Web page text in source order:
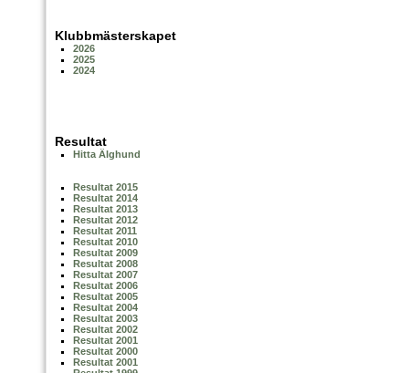
Klubbmästerskapet
2026
2025
2024
Resultat
Hitta Älghund
Resultat 2015
Resultat 2014
Resultat 2013
Resultat 2012
Resultat 2011
Resultat 2010
Resultat 2009
Resultat 2008
Resultat 2007
Resultat 2006
Resultat 2005
Resultat 2004
Resultat 2003
Resultat 2002
Resultat 2001
Resultat 2000
Resultat 2001